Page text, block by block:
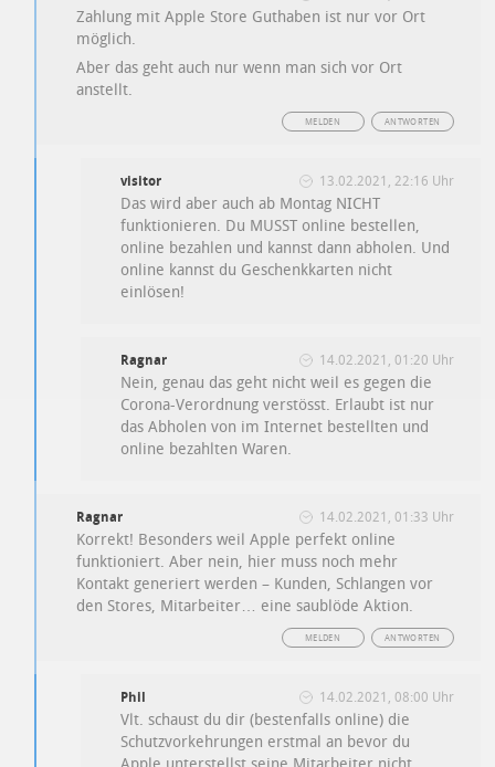
Zahlung mit Apple Store Guthaben ist nur vor Ort
möglich.
Aber das geht auch nur wenn man sich vor Ort
anstellt.
ANTWORTEN
MELDEN
visitor 13.02.2021, 22:16 Uhr
Das wird aber auch ab Montag NICHT
funktionieren. Du MUSST online bestellen,
online bezahlen und kannst dann abholen. Und
online kannst du Geschenkkarten nicht
einlösen!
Ragnar 14.02.2021, 01:20 Uhr
Nein, genau das geht nicht weil es gegen die
Corona-Verordnung verstösst. Erlaubt ist nur
das Abholen von im Internet bestellten und
online bezahlten Waren.
Ragnar 14.02.2021, 01:33 Uhr
Korrekt! Besonders weil Apple perfekt online
funktioniert. Aber nein, hier muss noch mehr
Kontakt generiert werden – Kunden, Schlangen vor
den Stores, Mitarbeiter… eine saublöde Aktion.
ANTWORTEN
MELDEN
Phil 14.02.2021, 08:00 Uhr
Vlt. schaust du dir (bestenfalls online) die
Schutzvorkehrungen erstmal an bevor du